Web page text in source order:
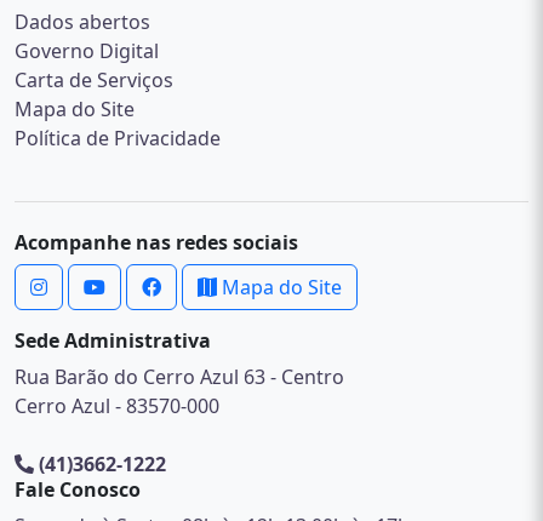
Dados abertos
Governo Digital
Carta de Serviços
Mapa do Site
Política de Privacidade
Acompanhe nas redes sociais
Mapa do Site
Sede Administrativa
Rua Barão do Cerro Azul 63 - Centro
Cerro Azul - 83570-000
(41)3662-1222
Fale Conosco